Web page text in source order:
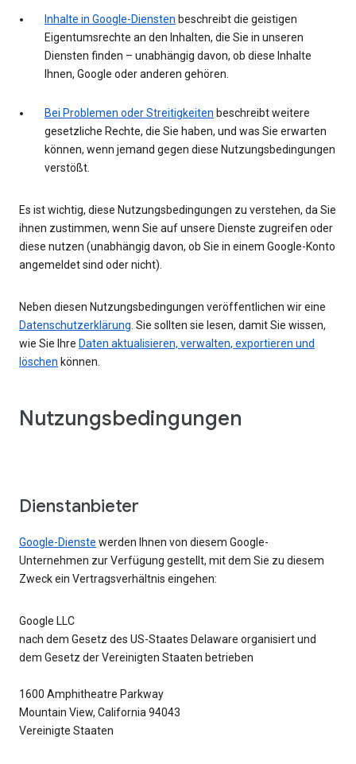
Inhalte in Google-Diensten beschreibt die geistigen
Eigentumsrechte an den Inhalten, die Sie in unseren
Diensten finden – unabhängig davon, ob diese Inhalte
Ihnen, Google oder anderen gehören.
Bei Problemen oder Streitigkeiten beschreibt weitere
gesetzliche Rechte, die Sie haben, und was Sie erwarten
können, wenn jemand gegen diese Nutzungsbedingungen
verstößt.
Es ist wichtig, diese Nutzungsbedingungen zu verstehen, da Sie
ihnen zustimmen, wenn Sie auf unsere Dienste zugreifen oder
diese nutzen (unabhängig davon, ob Sie in einem Google-Konto
angemeldet sind oder nicht).
Neben diesen Nutzungsbedingungen veröffentlichen wir eine
Datenschutzerklärung . Sie sollten sie lesen, damit Sie wissen,
wie Sie Ihre Daten aktualisieren, verwalten, exportieren und
löschen können.
Nutzungsbedingungen
Dienstanbieter
Google-Dienste werden Ihnen von diesem Google-
Unternehmen zur Verfügung gestellt, mit dem Sie zu diesem
Zweck ein Vertragsverhältnis eingehen:
Google LLC
nach dem Gesetz des US-Staates Delaware organisiert und
dem Gesetz der Vereinigten Staaten betrieben
1600 Amphitheatre Parkway
Mountain View, California 94043
Vereinigte Staaten